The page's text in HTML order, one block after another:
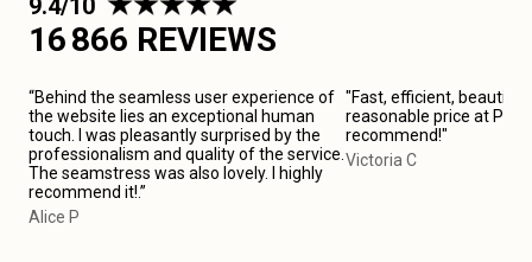
9.4/10
16 866 REVIEWS
“Behind the seamless user experience of
the website lies an exceptional human
touch. I was pleasantly surprised by the
professionalism and quality of the service.
The seamstress was also lovely. I highly
recommend it!.”
Alice P
"Fast, efficient, beautiful
reasonable price at
recommend!"
Victoria C